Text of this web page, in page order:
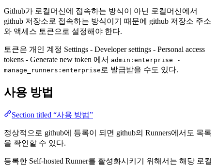
Github가 로컬머신에 접속하는 방식이 아닌 로컬머신에서
github 저장소로 접속하는 방식이기 때문에 github 저장소 주소
와 액세스 토큰으로 설정해야 한다.
토큰은 개인 계정 Settings - Developer settings - Personal access
tokens - Generate new token 에서 admin:enterprise -
manage_runners:enterprise 로 발급받을 수도 있다.
사용 방법
Section titled “사용 방법”
정상적으로 github에 등록이 되면 github의 Runners에서도 목록
을 확인할 수 있다.
등록한 Self-hosted Runner를 활성화시키기 위해서는 해당 로컬